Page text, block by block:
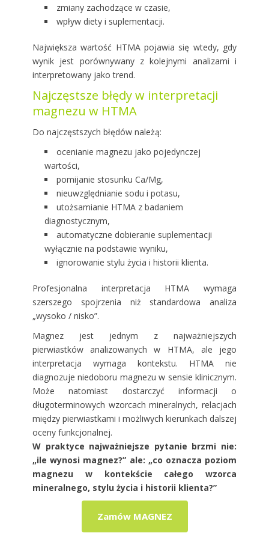
zmiany zachodzące w czasie,
wpływ diety i suplementacji.
Największa wartość HTMA pojawia się wtedy, gdy
wynik jest porównywany z kolejnymi analizami i
interpretowany jako trend.
Najczęstsze błędy w interpretacji
magnezu w HTMA
Do najczęstszych błędów należą:
ocenianie magnezu jako pojedynczej
wartości,
pomijanie stosunku Ca/Mg,
nieuwzględnianie sodu i potasu,
utożsamianie HTMA z badaniem
diagnostycznym,
automatyczne dobieranie suplementacji
wyłącznie na podstawie wyniku,
ignorowanie stylu życia i historii klienta.
Profesjonalna interpretacja HTMA wymaga
szerszego spojrzenia niż standardowa analiza
„wysoko / nisko”.
Magnez jest jednym z najważniejszych
pierwiastków analizowanych w HTMA, ale jego
interpretacja wymaga kontekstu. HTMA nie
diagnozuje niedoboru magnezu w sensie klinicznym.
Może natomiast dostarczyć informacji o
długoterminowych wzorcach mineralnych, relacjach
między pierwiastkami i możliwych kierunkach dalszej
oceny funkcjonalnej.
W praktyce najważniejsze pytanie brzmi nie:
„ile wynosi magnez?” ale: „co oznacza poziom
magnezu w kontekście całego wzorca
mineralnego, stylu życia i historii klienta?”
Zamów MAGNEZ